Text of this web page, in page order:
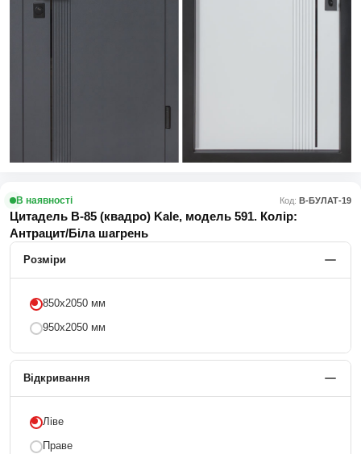
В наявності Код: В-БУЛАТ-19
Цитадель В-85 (квадро) Kale, модель 591. Колір:
Антрацит/Біла шагрень
Розміри
850х2050 мм
950х2050 мм
Відкривання
Ліве
Праве